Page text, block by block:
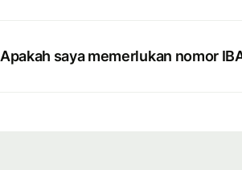
Apakah saya memerlukan nomor